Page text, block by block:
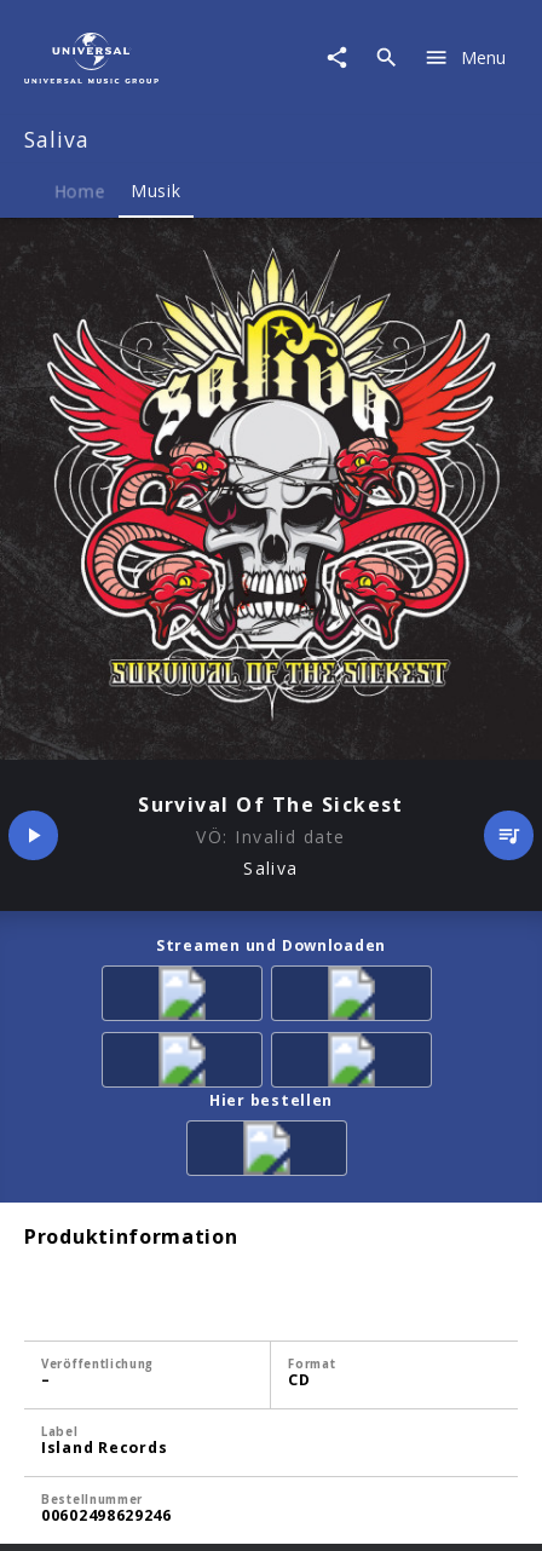
Sickest
Menu
Saliva
Home Musik
Survival Of The Sickest
VÖ: Invalid date
Saliva
Streamen und Downloaden
Hier bestellen
Produktinformation
Veröffentlichung
–
Format
CD
Label
Island Records
Bestellnummer
00602498629246